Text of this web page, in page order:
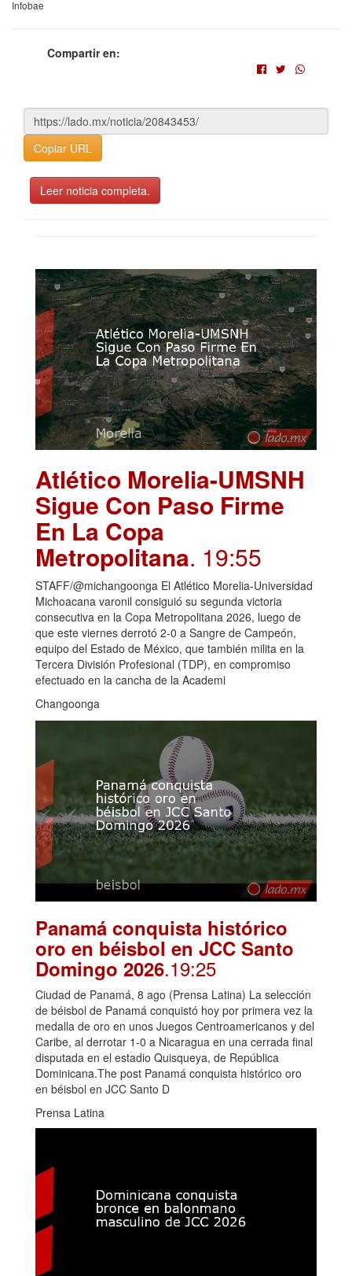
Infobae
Compartir en:
Copiar URL
Leer noticia completa.
Atlético Morelia-UMSNH
Sigue Con Paso Firme
En La Copa
Metropolitana. 19:55
STAFF/@michangoonga El Atlético Morelia-Universidad
Michoacana varonil consiguió su segunda victoria
consecutiva en la Copa Metropolitana 2026, luego de
que este viernes derrotó 2-0 a Sangre de Campeón,
equipo del Estado de México, que también milita en la
Tercera División Profesional (TDP), en compromiso
efectuado en la cancha de la Academi
Changoonga
Panamá conquista histórico
oro en béisbol en JCC Santo
Domingo 2026.19:25
Ciudad de Panamá, 8 ago (Prensa Latina) La selección
de béisbol de Panamá conquistó hoy por primera vez la
medalla de oro en unos Juegos Centroamericanos y del
Caribe, al derrotar 1-0 a Nicaragua en una cerrada final
disputada en el estadio Quisqueya, de República
Dominicana.The post Panamá conquista histórico oro
en béisbol en JCC Santo D
Prensa Latina